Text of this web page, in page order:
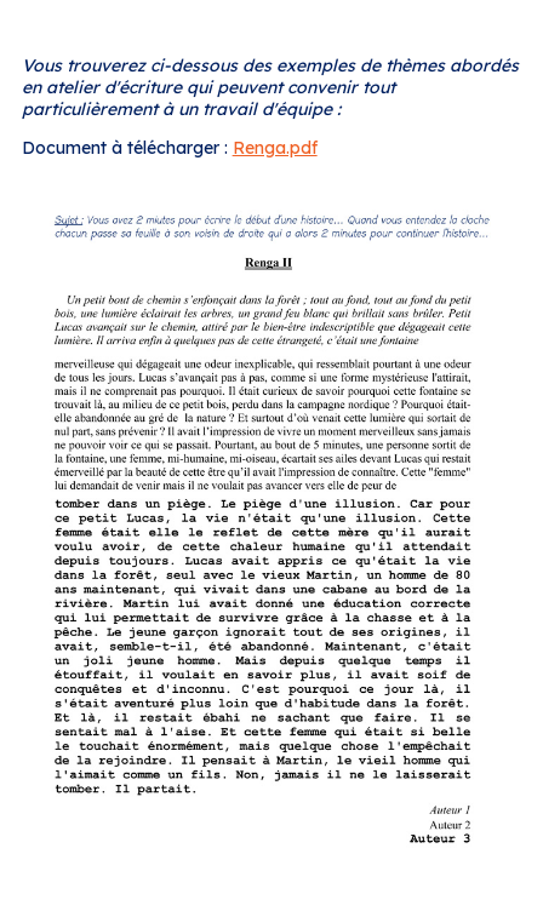
Vous trouverez ci-dessous des exemples de thèmes abordés
en atelier d'écriture qui peuvent convenir tout
particulièrement à un travail d'équipe :
Document à télécharger : Renga.pdf